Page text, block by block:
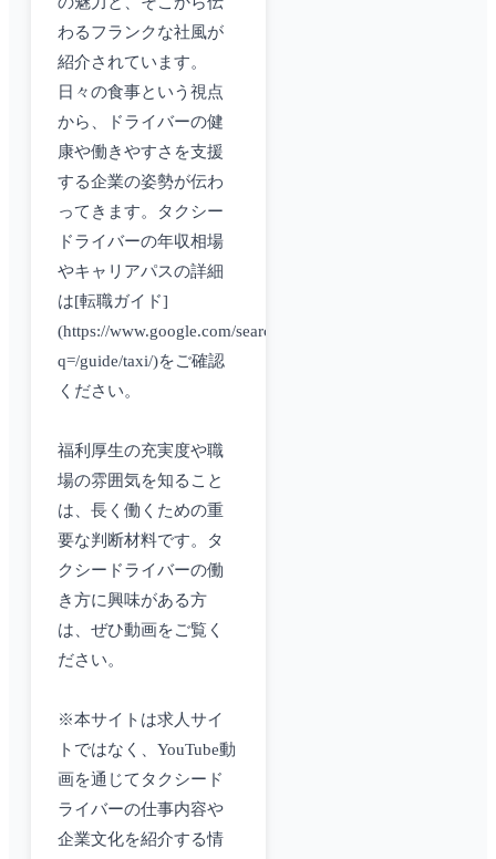
わるフランクな社風が
紹介されています。
日々の食事という視点
から、ドライバーの健
康や働きやすさを支援
する企業の姿勢が伝わ
ってきます。タクシー
ドライバーの年収相場
やキャリアパスの詳細
は[転職ガイド]
(https://www.google.com/search?
q=/guide/taxi/)をご確認
ください。
福利厚生の充実度や職
場の雰囲気を知ること
は、長く働くための重
要な判断材料です。タ
クシードライバーの働
き方に興味がある方
は、ぜひ動画をご覧く
ださい。
※本サイトは求人サイ
トではなく、YouTube動
画を通じてタクシード
ライバーの仕事内容や
企業文化を紹介する情